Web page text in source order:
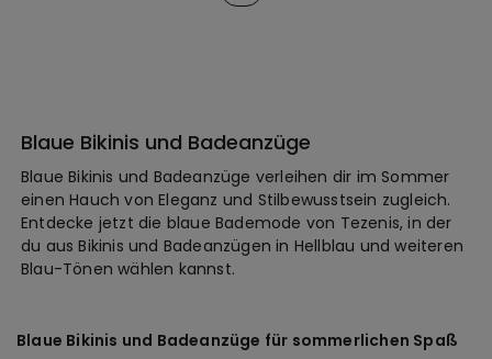
Blaue Bikinis und Badeanzüge
Blaue Bikinis und Badeanzüge verleihen dir im Sommer
einen Hauch von Eleganz und Stilbewusstsein zugleich.
Entdecke jetzt die blaue Bademode von Tezenis, in der
du aus Bikinis und Badeanzügen in Hellblau und weiteren
Blau-Tönen wählen kannst.
Blaue Bikinis und Badeanzüge für sommerlichen Spaß